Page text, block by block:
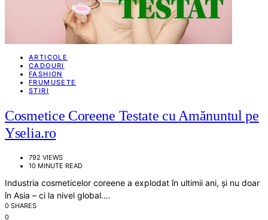
ARTICOLE
CADOURI
FASHION
FRUMUSETE
STIRI
Cosmetice Coreene Testate cu Amănuntul pe
Yselia.ro
792 VIEWS
10 MINUTE READ
Industria cosmeticelor coreene a explodat în ultimii ani, și nu doar
în Asia – ci la nivel global.…
0 SHARES
0